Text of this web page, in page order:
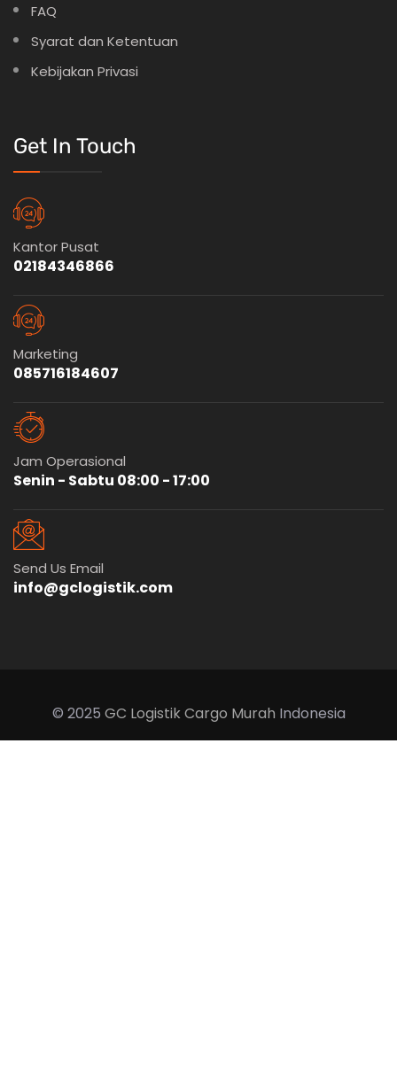
FAQ
Syarat dan Ketentuan
Kebijakan Privasi
Get In Touch
Kantor Pusat
02184346866
Marketing
085716184607
Jam Operasional
Senin - Sabtu 08:00 - 17:00
Send Us Email
info@gclogistik.com
© 2025 GC LogistikCargo Murah Indonesia